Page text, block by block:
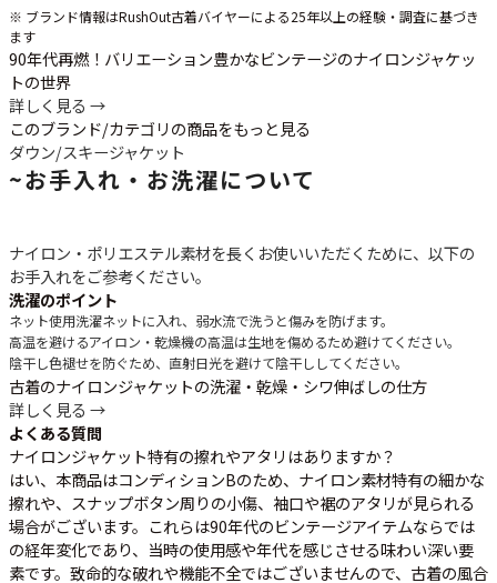
※ ブランド情報はRushOut古着バイヤーによる25年以上の経験・調査に基づき
ます
90年代再燃！バリエーション豊かなビンテージのナイロンジャケッ
トの世界
詳しく見る →
このブランド/カテゴリの商品をもっと見る
ダウン/スキージャケット
~お手入れ・お洗濯について
ナイロン・ポリエステル素材を長くお使いいただくために、以下の
お手入れをご参考ください。
洗濯のポイント
ネット使用洗濯ネットに入れ、弱水流で洗うと傷みを防げます。
高温を避けるアイロン・乾燥機の高温は生地を傷めるため避けてください。
陰干し色褪せを防ぐため、直射日光を避けて陰干ししてください。
古着のナイロンジャケットの洗濯・乾燥・シワ伸ばしの仕方
詳しく見る →
よくある質問
ナイロンジャケット特有の擦れやアタリはありますか？
はい、本商品はコンディションBのため、ナイロン素材特有の細かな
擦れや、スナップボタン周りの小傷、袖口や裾のアタリが見られる
場合がございます。これらは90年代のビンテージアイテムならでは
の経年変化であり、当時の使用感や年代を感じさせる味わい深い要
素です。致命的な破れや機能不全ではございませんので、古着の風合